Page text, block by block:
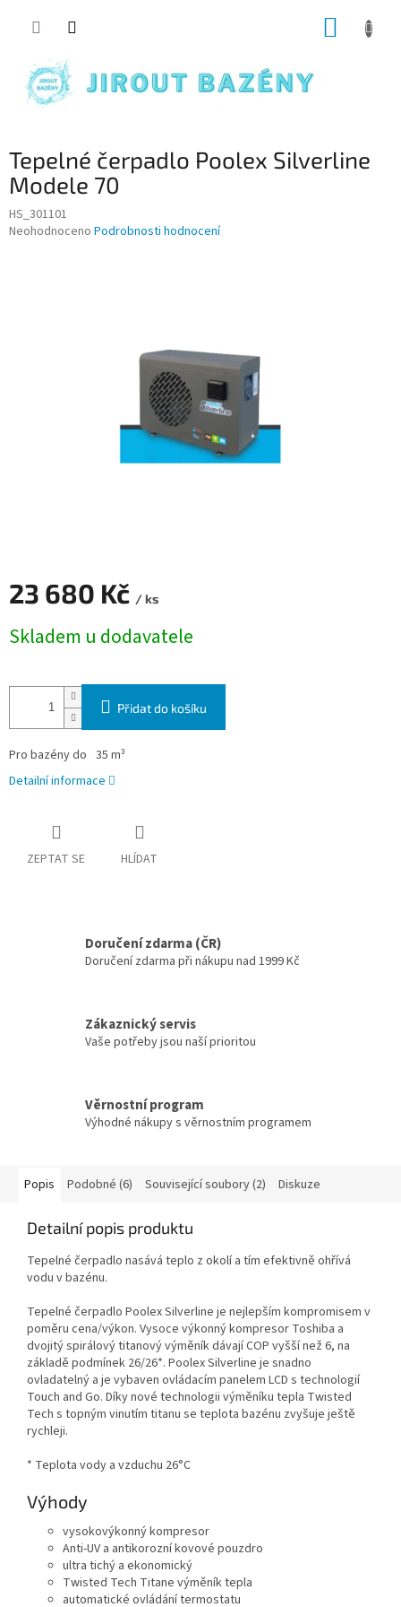
Tepelné čerpadlo Poolex Silverline
Modele 70
HS_301101
Průměrné hodnocení produktu je 0,0 z 5 hvězdiček.
Neohodnoceno Podrobnosti hodnocení
23 680 Kč / ks
Skladem u dodavatele
Přidat do košíku
Pro bazény do 35 m³
Detailní informace
ZEPTAT SE HLÍDAT
Doručení zdarma (ČR)
Doručení zdarma při nákupu nad 1999 Kč
Zákaznický servis
Vaše potřeby jsou naší prioritou
Věrnostní program
Výhodné nákupy s věrnostním programem
Popis Podobné (6) Související soubory (2) Diskuze
Detailní popis produktu
Tepelné čerpadlo nasává teplo z okolí a tím efektivně ohřívá
vodu v bazénu.
Tepelné čerpadlo Poolex Silverline je nejlepším kompromisem v
poměru cena/výkon. Vysoce výkonný kompresor Toshiba a
dvojitý spirálový titanový výměník dávají COP vyšší než 6, na
základě podmínek 26/26*. Poolex Silverline je snadno
ovladatelný a je vybaven ovládacím panelem LCD s technologií
Touch and Go. Díky nové technologii výměníku tepla Twisted
Tech s topným vinutím titanu se teplota bazénu zvyšuje ještě
rychleji.
* Teplota vody a vzduchu 26°C
Výhody
vysokovýkonný kompresor
Anti-UV a antikorozní kovové pouzdro
ultra tichý a ekonomický
Twisted Tech Titane výměník tepla
automatické ovládání termostatu